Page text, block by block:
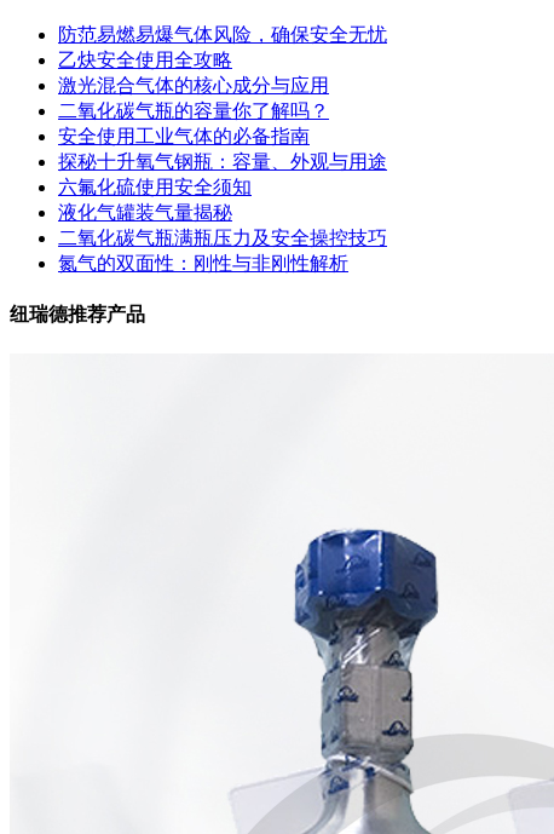
防范易燃易爆气体风险，确保安全无忧
乙炔安全使用全攻略
激光混合气体的核心成分与应用
二氧化碳气瓶的容量你了解吗？
安全使用工业气体的必备指南
探秘十升氧气钢瓶：容量、外观与用途
六氟化硫使用安全须知
液化气罐装气量揭秘
二氧化碳气瓶满瓶压力及安全操控技巧
氮气的双面性：刚性与非刚性解析
纽瑞德推荐产品